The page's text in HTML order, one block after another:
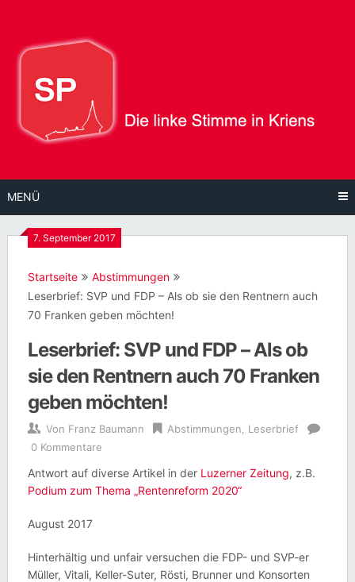
Inhalt
MENÜ
7. September 2017
Startseite
Abstimmungen
Leserbrief: SVP und FDP – Als ob sie den Rentnern auch
70 Franken geben möchten!
Leserbrief: SVP und FDP – Als ob
sie den Rentnern auch 70 Franken
geben möchten!
Von Franz Baumann Abstimmungen
Leserbrief
0 Kommentare
Antwort auf diverse Artikel in derLuzerner Zeitung, z.B.
Podium zum Thema „Rentenreform 2020“
August 2017
Hinterhältig und unfair versuchen die FDP- und SVP-er
Müller, Vitali, Keller-Suter, Rösti, Brunner und Konsorten